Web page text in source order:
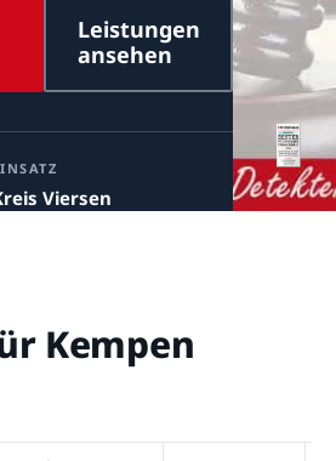
Leistungen
ansehen
Viersen
Kempen